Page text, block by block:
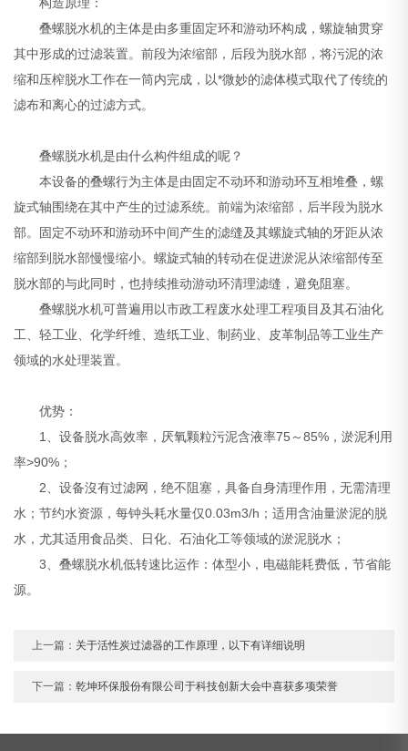
叠螺脱水机的主体是由多重固定环和游动环构成，螺旋轴贯穿
其中形成的过滤装置。前段为浓缩部，后段为脱水部，将污泥的浓
缩和压榨脱水工作在一筒内完成，以*微妙的滤体模式取代了传统的
滤布和离心的过滤方式。
叠螺脱水机是由什么构件组成的呢？
本设备的叠螺行为主体是由固定不动环和游动环互相堆叠，螺
旋式轴围绕在其中产生的过滤系统。前端为浓缩部，后半段为脱水
部。固定不动环和游动环中间产生的滤缝及其螺旋式轴的牙距从浓
缩部到脱水部慢慢缩小。螺旋式轴的转动在促进淤泥从浓缩部传至
脱水部的与此同时，也持续推动游动环清理滤缝，避免阻塞。
叠螺脱水机可普遍用以市政工程废水处理工程项目及其石油化
工、轻工业、化学纤维、造纸工业、制药业、皮革制品等工业生产
领域的水处理装置。
优势：
1、设备脱水高效率，厌氧颗粒污泥含液率75～85%，淤泥利用
率>90%；
2、设备沒有过滤网，绝不阻塞，具备自身清理作用，无需清理
水；节约水资源，每钟头耗水量仅0.03m3/h；适用含油量淤泥的脱
水，尤其适用食品类、日化、石油化工等领域的淤泥脱水；
3、叠螺脱水机低转速比运作：体型小，电磁能耗费低，节省能
源。
上一篇： 关于活性炭过滤器的工作原理，以下有详细说明
下一篇：乾坤环保股份有限公司于科技创新大会中喜获多项荣誉